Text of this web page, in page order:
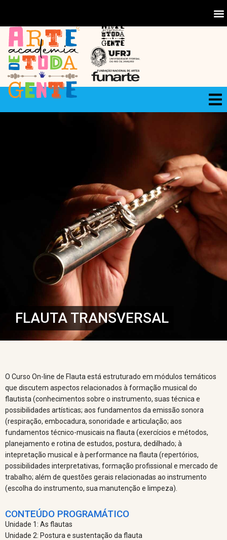
FLAUTA TRANSVERSAL
O Curso On-line de Flauta está estruturado em módulos temáticos
que discutem aspectos relacionados à formação musical do
flautista (conhecimentos sobre o instrumento, suas técnica e
possibilidades artísticas; aos fundamentos da emissão sonora
(respiração, embocadura, sonoridade e articulação; aos
fundamentos técnico-musicais na flauta (exercícios e métodos,
planejamento e rotina de estudos, postura, dedilhado; à
intepretação musical e à performance na flauta (repertórios,
possibilidades interpretativas, formação profissional e mercado de
trabalho; além de questões gerais relacionadas ao instrumento
(escolha do instrumento, sua manutenção e limpeza).
CONTEÚDO PROGRAMÁTICO
Unidade 1: As flautas
Unidade 2: Postura e sustentação da flauta